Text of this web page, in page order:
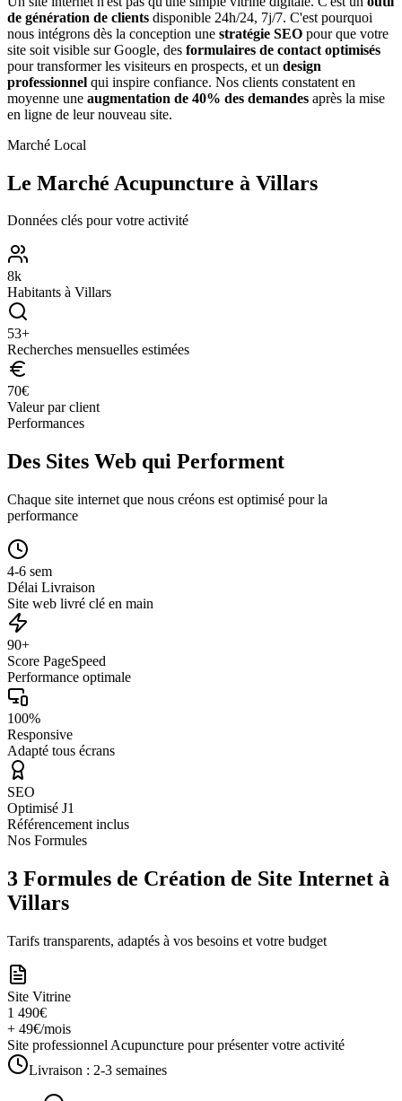
de génération de clients disponible 24h/24, 7j/7. C'est pourquoi
nous intégrons dès la conception une stratégie SEO pour que votre
site soit visible sur Google, des formulaires de contact optimisés
pour transformer les visiteurs en prospects, et un design
professionnel qui inspire confiance. Nos clients constatent en
moyenne une augmentation de 40% des demandes après la mise
en ligne de leur nouveau site.
Marché Local
Le Marché Acupuncture à Villars
Données clés pour votre activité
8k
Habitants à Villars
53+
Recherches mensuelles estimées
70€
Valeur par client
Performances
Des Sites Web qui Performent
Chaque site internet que nous créons est optimisé pour la
performance
4-6 sem
Délai Livraison
Site web livré clé en main
90+
Score PageSpeed
Performance optimale
100%
Responsive
Adapté tous écrans
SEO
Optimisé J1
Référencement inclus
Nos Formules
3 Formules de Création de Site Internet à
Villars
Tarifs transparents, adaptés à vos besoins et votre budget
Site Vitrine
1 490€
+ 49€/mois
Site professionnel Acupuncture pour présenter votre activité
Livraison : 2-3 semaines